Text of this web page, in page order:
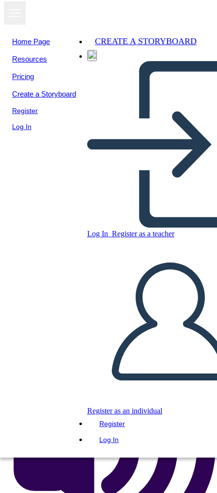
Home Page
Resources
Pricing
Create a Storyboard
Register
Log In
CREATE A STORYBOARD
Log In Register as a teacher
Register as an individual
Register
Log In
TOAFK - אלגוריה על השיעור
Copy this Storyboard
CREATE A STORYBOARD
PLAY SLIDESHOW
READ TO ME